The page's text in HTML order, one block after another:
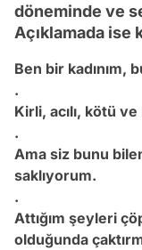
döneminde ve
Açıklamada ise
Ben bir kadınım,
.
Kirli, acılı, kötü
.
Ama siz bunu
saklıyorum.
.
Attığım şeyleri
olduğunda